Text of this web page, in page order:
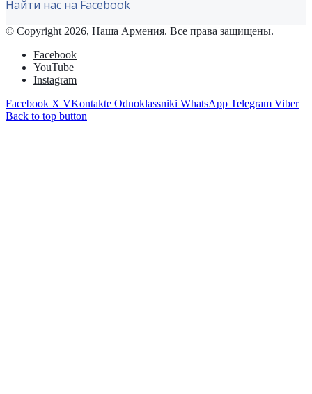
Найти нас на Facebook
© Copyright 2026, Наша Армения. Все права защищены.
Facebook
YouTube
Instagram
Facebook X VKontakte Odnoklassniki WhatsApp Telegram Viber
Back to top button